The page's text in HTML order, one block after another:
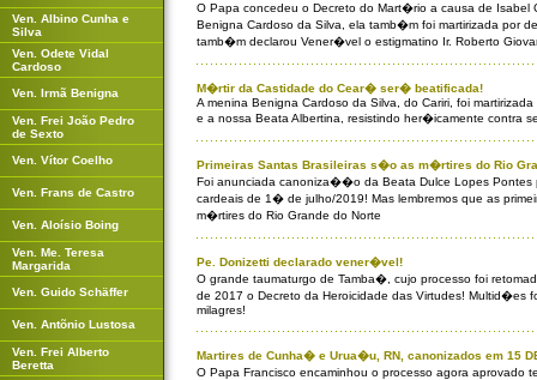
Ven. Albino Cunha e
Silva
Ven. Odete Vidal
Cardoso
Ven. Irmã Benigna
Ven. Frei João Pedro
de Sexto
Ven. Vítor Coelho
Ven. Frans de Castro
Ven. Aloísio Boing
Ven. Me. Teresa
Margarida
Ven. Guido Schäffer
Ven. Antõnio Lustosa
Ven. Frei Alberto
Beretta
O Papa concedeu o Decreto do Mart�rio a causa de Isabel
Benigna Cardoso da Silva, ela tamb�m foi martirizada por
tamb�m declarou Vener�vel o estigmatino Ir. Roberto
M�rtir da Castidade do Cear� ser� beatificada!
A menina Benigna Cardoso da Silva, do Cariri, foi
e a nossa Beata Albertina, resistindo her�icamente contra
Primeiras Santas Brasileiras s�o as m�rtires do Rio
Foi anunciada canoniza��o da Beata Dulce Lopes Pontes
cardeais de 1� de julho/2019! Mas lembremos que as
m�rtires do Rio Grande do Norte
Pe. Donizetti declarado vener�vel!
O grande taumaturgo de Tamba�, cujo processo foi
de 2017 o Decreto da Heroicidade das Virtudes! Multid�es
milagres!
Martires de Cunha� e Urua�u, RN, canonizados em 15
O Papa Francisco encaminhou o processo agora aprovado